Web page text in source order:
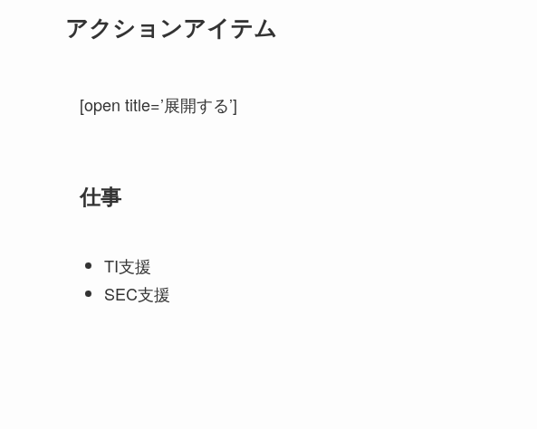
アクションアイテム
[open title=’展開する’]
仕事
TI支援
SEC支援